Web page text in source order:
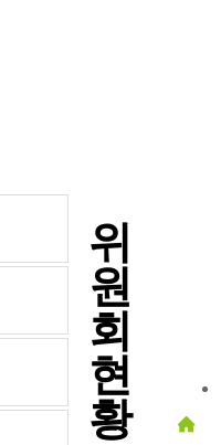
위
원
회
현
황